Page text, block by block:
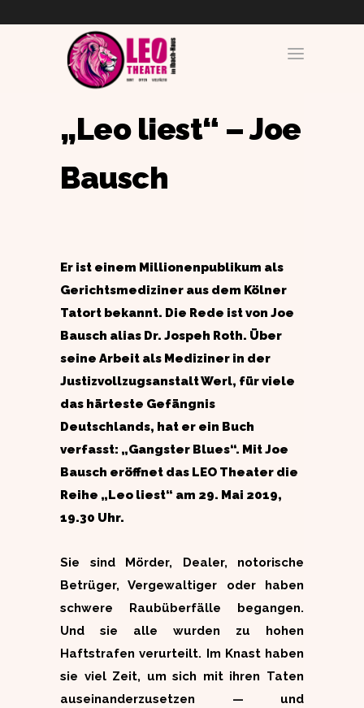
„Leo liest“ – Joe
Bausch
Er ist einem Millionenpublikum als
Gerichtsmediziner aus dem Kölner
Tatort bekannt. Die Rede ist von Joe
Bausch alias Dr. Jospeh Roth. Über
seine Arbeit als Mediziner in der
Justizvollzugsanstalt Werl, für viele
das härteste Gefängnis
Deutschlands, hat er ein Buch
verfasst: „Gangster Blues“. Mit Joe
Bausch eröffnet das LEO Theater die
Reihe „Leo liest“ am 29. Mai 2019,
19.30 Uhr.
Sie sind Mörder, Dealer, notorische
Betrüger, Vergewaltiger oder haben
schwere Raubüberfälle begangen.
Und sie alle wurden zu hohen
Haftstrafen verurteilt. Im Knast haben
sie viel Zeit, um sich mit ihren Taten
auseinanderzusetzen — und